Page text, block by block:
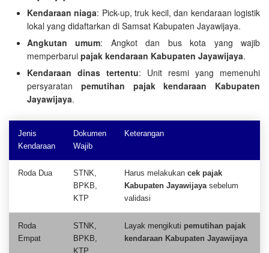
Kendaraan niaga: Pick-up, truk kecil, dan kendaraan logistik
lokal yang didaftarkan di Samsat Kabupaten Jayawijaya.
Angkutan umum: Angkot dan bus kota yang wajib
memperbarui pajak kendaraan Kabupaten Jayawijaya.
Kendaraan dinas tertentu: Unit resmi yang memenuhi
persyaratan pemutihan pajak kendaraan Kabupaten
Jayawijaya.
Jenis
Kendaraan
Dokumen
Wajib
Keterangan
Roda Dua
STNK,
BPKB,
KTP
Harus melakukan cek pajak
Kabupaten Jayawijaya sebelum
validasi
Roda
Empat
STNK,
BPKB,
KTP
Layak mengikuti pemutihan pajak
kendaraan Kabupaten Jayawijaya